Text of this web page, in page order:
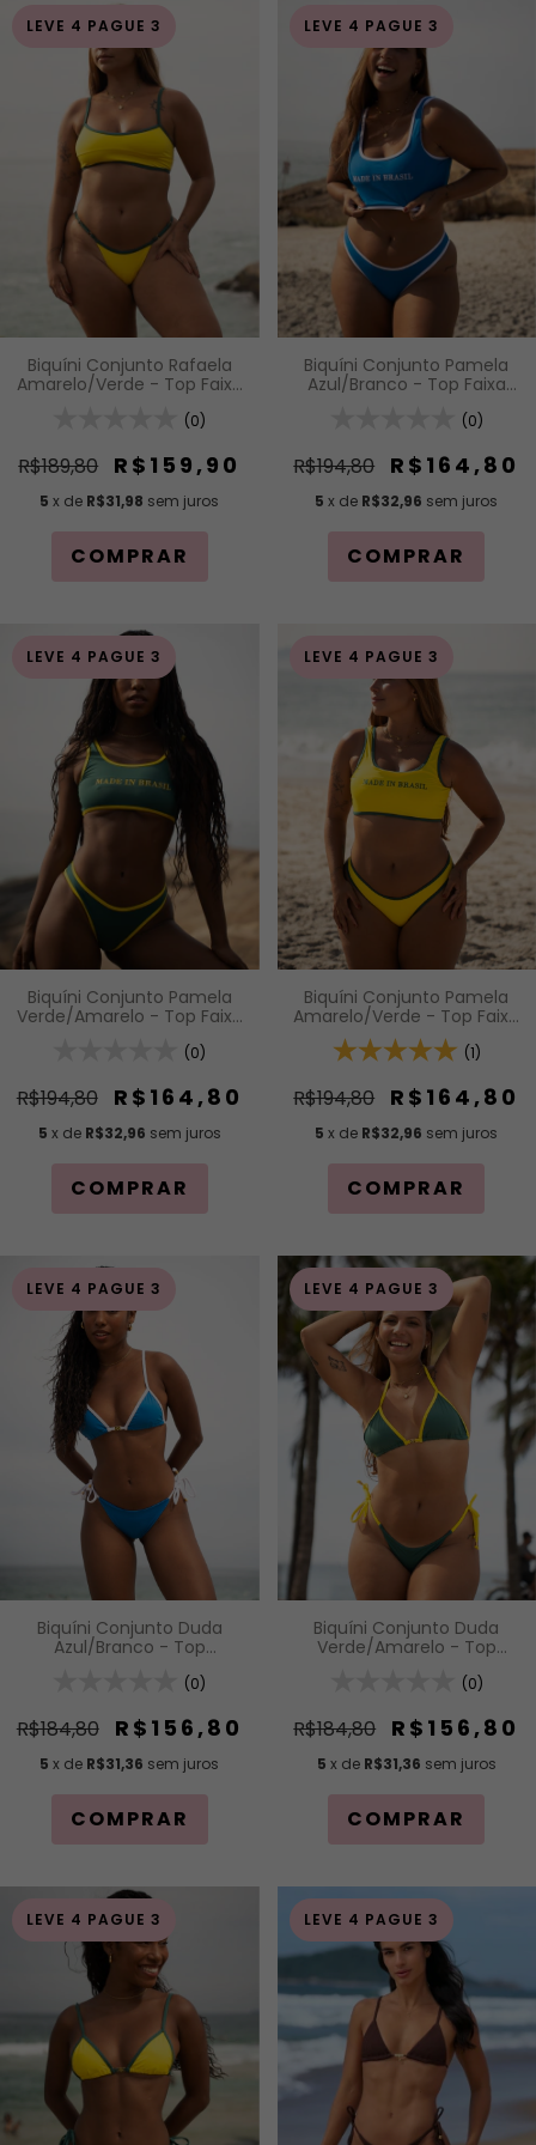
LEVE 4 PAGUE 3
Biquíni Conjunto Rafaela
Amarelo/Verde - Top Faixa
Regulagem e Calcinha
Regulagem
(0)
R$189,80 R$159,90
5 x de R$31,98 sem juros
COMPRAR
LEVE 4 PAGUE 3
Biquíni Conjunto Pamela
Azul/Branco - Top Faixa
(0)
R$194,80 R$164,80
5 x de R$32,96 sem juros
COMPRAR
LEVE 4 PAGUE 3
Biquíni Conjunto Pamela
Verde/Amarelo - Top Faixa
(0)
R$194,80 R$164,80
5 x de R$32,96 sem juros
COMPRAR
LEVE 4 PAGUE 3
Biquíni Conjunto Pamela
Amarelo/Verde - Top Faixa
com Alças Fixas e Calcinha
Asa Delta
(1)
R$194,80 R$164,80
5 x de R$32,96 sem juros
COMPRAR
LEVE 4 PAGUE 3
Biquíni Conjunto Duda
Azul/Branco - Top
Removível e Calcinha com
(0)
R$184,80 R$156,80
5 x de R$31,36 sem juros
COMPRAR
LEVE 4 PAGUE 3
Biquíni Conjunto Duda
Verde/Amarelo - Top
Removível e Calcinha com
(0)
R$184,80 R$156,80
5 x de R$31,36 sem juros
COMPRAR
LEVE 4 PAGUE 3 LEVE 4 PAGUE 3